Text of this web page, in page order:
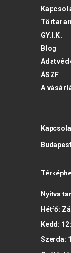
GY.I.K.
Blog
ÁSZF
A
Nyitva
Hétfő:
Kedd:
Szerda: